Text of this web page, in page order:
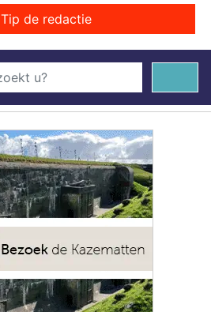
Tip de redactie